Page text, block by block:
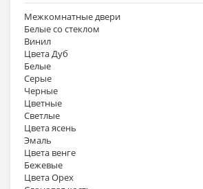
Межкомнатные двери
Белые со стеклом
Винил
Цвета Дуб
Белые
Серые
Черные
Цветные
Светлые
Цвета ясень
Эмаль
Цвета венге
Бежевые
Цвета Орех